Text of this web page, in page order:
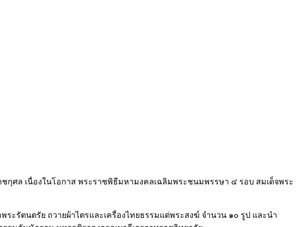
กุศล เนื่องในโอกาส พระราชพิธีมหามงคลเฉลิมพระชนมพรรษา ๔ รอบ สมเด็จพระ
ะรัตนตรัย ถวายผ้าไตรและเครื่องไทยธรรมแด่พระสงฆ์ จำนวน ๑๐ รูป และนำ